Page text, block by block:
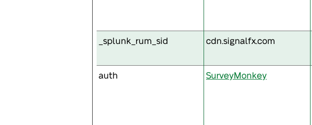
_splunk_rum_sid cdn.signalfx.com
auth
SurveyMonkey